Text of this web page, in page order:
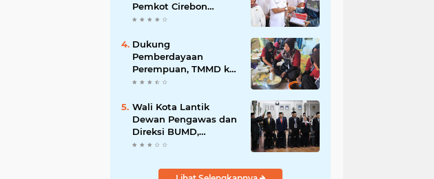
Pemkot Cirebon
Perkuat Komitmen
Anak
Dukung
Pemberdayaan
Perempuan, TMMD ke-
129 Kodim 0620/Kab.
Tata Boga
Wali Kota Lantik
Dewan Pengawas dan
Direksi BUMD,
Tegaskan Komitmen
Integritas